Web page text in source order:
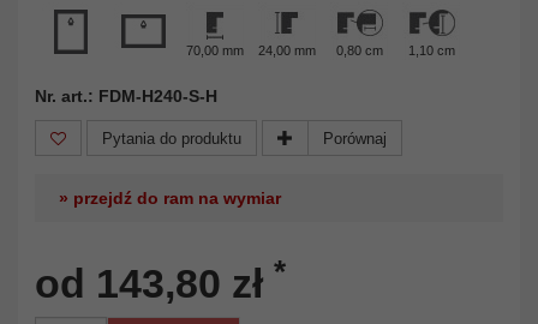
70,00 mm 24,00 mm 0,80 cm 1,10 cm
Nr. art.: FDM-H240-S-H
Pytania do produktu Porównaj
» przejdź do ram na wymiar
od 143,80 zł *